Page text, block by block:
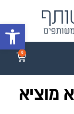
פתח
מוציא